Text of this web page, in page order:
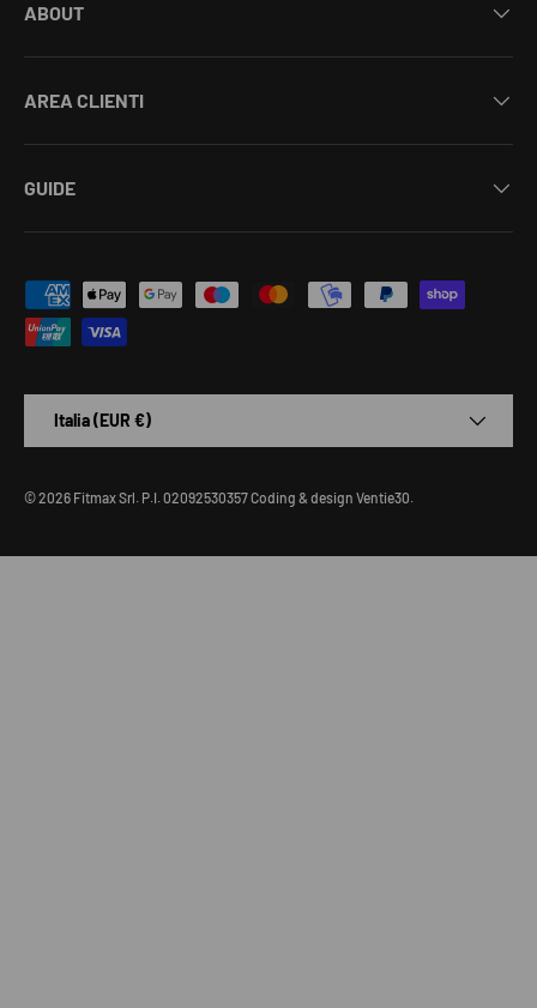
ABOUT
AREA CLIENTI
GUIDE
Metodi di pagamento accettati
Italia (EUR €)
© 2026 Fitmax Srl. P.I. 02092530357Coding & design Ventie30.